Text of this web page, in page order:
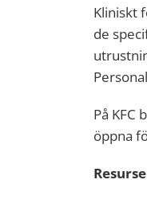
Kliniskt
de
På KFC
öppna